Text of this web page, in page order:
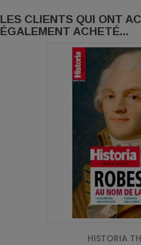
LES CLIENTS QUI ONT
ÉGALEMENT ACHETÉ...
HISTORIA